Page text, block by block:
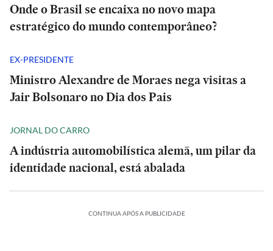
Onde o Brasil se encaixa no novo mapa
estratégico do mundo contemporâneo?
EX-PRESIDENTE
Ministro Alexandre de Moraes nega visitas a
Jair Bolsonaro no Dia dos Pais
JORNAL DO CARRO
A indústria automobilística alemã, um pilar da
identidade nacional, está abalada
CONTINUA APÓS A PUBLICIDADE